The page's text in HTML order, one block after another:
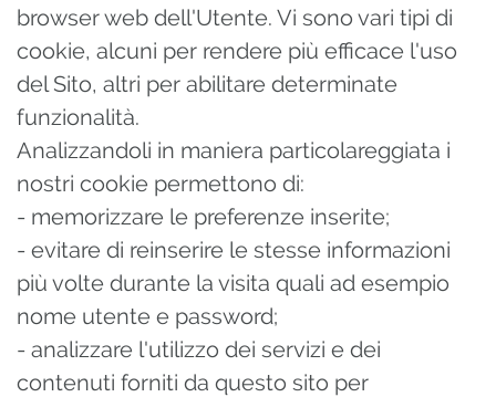
browser web dell'Utente. Vi sono vari tipi di
cookie, alcuni per rendere più efficace l'uso
del Sito, altri per abilitare determinate
funzionalità.
Analizzandoli in maniera particolareggiata i
nostri cookie permettono di:
- memorizzare le preferenze inserite;
- evitare di reinserire le stesse informazioni
più volte durante la visita quali ad esempio
nome utente e password;
- analizzare l'utilizzo dei servizi e dei
contenuti forniti da questo sito per